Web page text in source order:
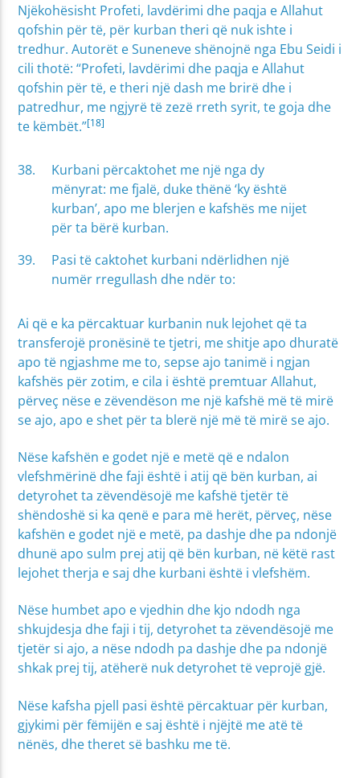
Njëkohësisht Profeti, lavdërimi dhe paqja e Allahut
qofshin për të, për kurban theri që nuk ishte i
tredhur. Autorët e Suneneve shënojnë nga Ebu Seidi i
cili thotë: “Profeti, lavdërimi dhe paqja e Allahut
qofshin për të, e theri një dash me brirë dhe i
patredhur, me ngjyrë të zezë rreth syrit, te goja dhe
te këmbët.”[18]
Kurbani përcaktohet me një nga dy
mënyrat: me fjalë, duke thënë ‘ky është
kurban’, apo me blerjen e kafshës me nijet
për ta bërë kurban.
Pasi të caktohet kurbani ndërlidhen një
numër rregullash dhe ndër to:
Ai që e ka përcaktuar kurbanin nuk lejohet që ta
transferojë pronësinë te tjetri, me shitje apo dhuratë
apo të ngjashme me to, sepse ajo tanimë i ngjan
kafshës për zotim, e cila i është premtuar Allahut,
përveç nëse e zëvendëson me një kafshë më të mirë
se ajo, apo e shet për ta blerë një më të mirë se ajo.
Nëse kafshën e godet një e metë që e ndalon
vlefshmërinë dhe faji është i atij që bën kurban, ai
detyrohet ta zëvendësojë me kafshë tjetër të
shëndoshë si ka qenë e para më herët, përveç, nëse
kafshën e godet një e metë, pa dashje dhe pa ndonjë
dhunë apo sulm prej atij që bën kurban, në këtë rast
lejohet therja e saj dhe kurbani është i vlefshëm.
Nëse humbet apo e vjedhin dhe kjo ndodh nga
shkujdesja dhe faji i tij, detyrohet ta zëvendësojë me
tjetër si ajo, a nëse ndodh pa dashje dhe pa ndonjë
shkak prej tij, atëherë nuk detyrohet të veprojë gjë.
Nëse kafsha pjell pasi është përcaktuar për kurban,
gjykimi për fëmijën e saj është i njëjtë me atë të
nënës, dhe theret së bashku me të.